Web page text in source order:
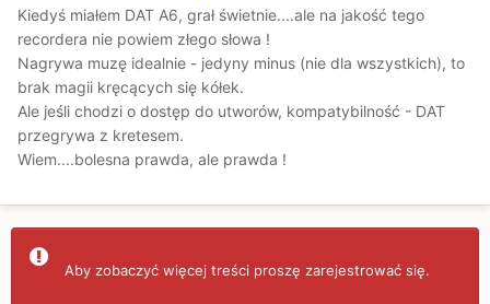
Kiedyś miałem DAT A6, grał świetnie....ale na jakość tego
recordera nie powiem złego słowa !
Nagrywa muzę idealnie - jedyny minus (nie dla wszystkich), to
brak magii kręcących się kółek.
Ale jeśli chodzi o dostęp do utworów, kompatybilność - DAT
przegrywa z kretesem.
Wiem....bolesna prawda, ale prawda !
Aby zobaczyć więcej treści proszę zarejestrować się.